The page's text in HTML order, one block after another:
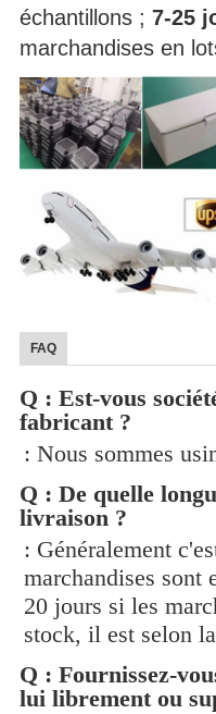
échantillons ; 7-25
marchandises en
FAQ
Q : Est-vous
fabricant ?
: Nous sommes
Q : De quelle
livraison ?
: Généralement
marchandises sont
20 jours si les
stock, il est selon
Q : Fournissez-
lui librement ou